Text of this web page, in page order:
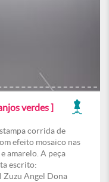
verdes ]
corrida de
efeito mosaico nas
amarelo. A peça
escrito:
Angel Dona